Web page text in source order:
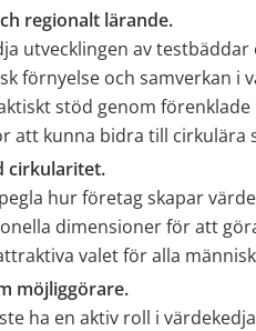
regionalt lärande.
utvecklingen av
förnyelse och samverkan i
stöd genom
att kunna bidra till cirkulära
cirkularitet.
hur företag skapar
dimensioner för att
valet för alla
möjliggörare.
ha en aktiv roll i